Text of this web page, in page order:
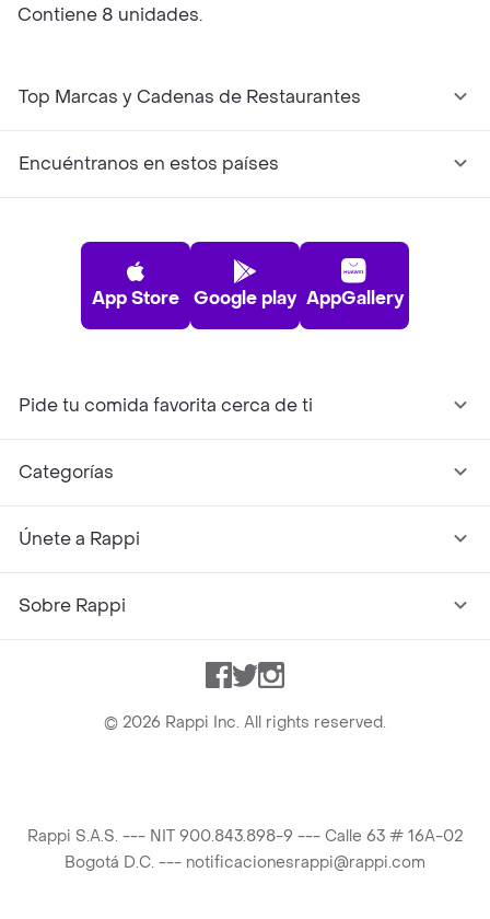
Contiene 8 unidades.
Top Marcas y Cadenas de Restaurantes
Encuéntranos en estos países
App Store Google play AppGallery
Pide tu comida favorita cerca de ti
Categorías
Únete a Rappi
Sobre Rappi
Facebook
TwitterInstagram
© 2026 Rappi Inc. All rights reserved.
Rappi S.A.S. --- NIT 900.843.898-9 --- Calle 63 # 16A-02
Bogotá D.C. --- notificacionesrappi@rappi.com